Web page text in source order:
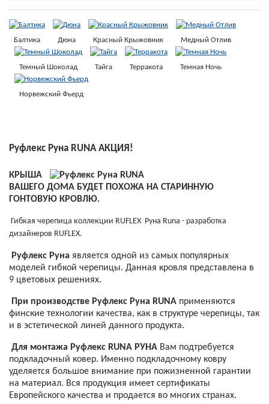
Балтика Дюна Красный Крыжовник Медный Отлив
Темный Шоколад Тайга Терракота Темная Ночь
Норвежский Фьерд
Руфлекс Руна RUNA АКЦИЯ!
КРЫША
ВАШЕГО ДОМА БУДЕТ ПОХОЖА НА СТАРИННУЮ
ГОНТОВУЮ КРОВЛЮ.
Гибкая черепица коллекции RUFLEX Руна Runa - разработка
дизайнеров RUFLEX.
Руфлекс Руна является одной из самых популярных
моделей гибкой черепицы. Данная кровля представлена в
9 цветовых решениях.
При производстве Руфлекс Руна RUNA применяются
финские технологии качества, как в структуре черепицы, так
и в эстетической линей данного продукта.
Для монтажа Руфлекс RUNA РУНА Вам подтребуется
подкладочный ковер. Именно подкладочному ковру
уделяется большое внимание при пожизненной гарантии
на материал. Вся продукция имеет сертификаты
Европейского качества и продается во многих странах.